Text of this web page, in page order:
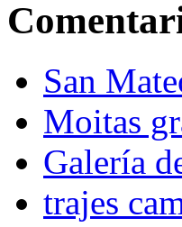
San
Moitas
Galería
trajes